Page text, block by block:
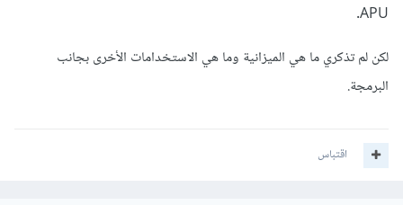
APU.
لكن لم تذكري ما هي الميزانية وما هي الاستخدامات الأخرى بجانب
البرمجة.
اقتباس